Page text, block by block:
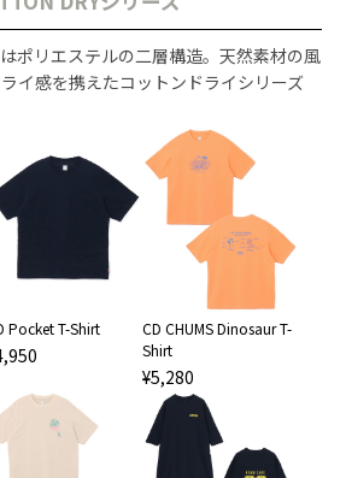
ポリエステルの二層構造。天然素材の風
イ感を携えたコットンドライシリーズ
Pocket T-Shirt
CD CHUMS Dinosaur T-
Shirt
¥5,280